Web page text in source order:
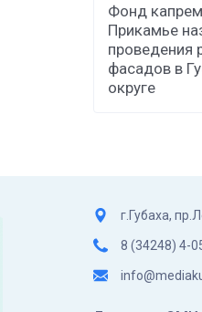
Фонд
Прикамье
проведения
фасадов в
округе
г.Губаха,
8 (34248) 4-